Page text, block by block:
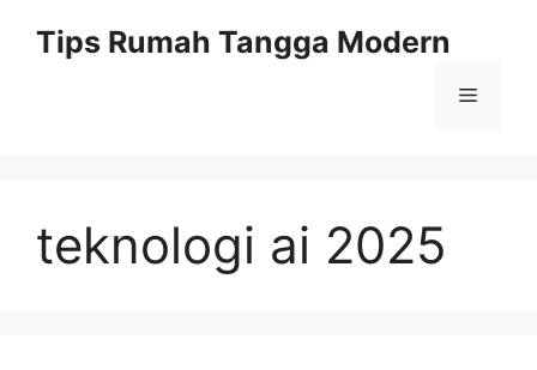
Tips Rumah Tangga Modern
Menu
teknologi ai 2025